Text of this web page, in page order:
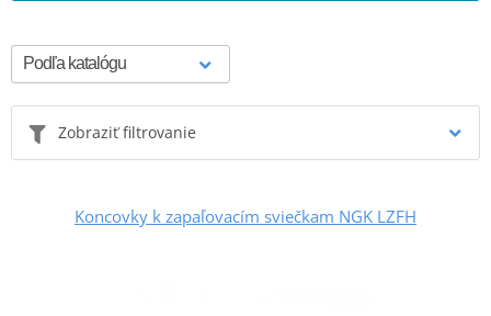
Zobraziť filtrovanie
Koncovky k zapaľovacím sviečkam NGK LZFH